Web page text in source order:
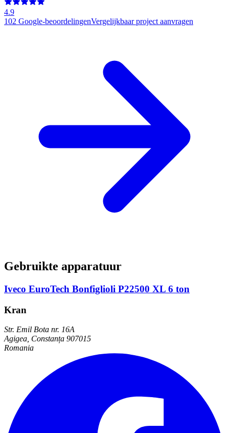
4.9
102 Google-beoordelingenVergelijkbaar project aanvragen
Gebruikte apparatuur
Iveco EuroTech Bonfiglioli P22500 XL 6 ton
Kran
Str. Emil Bota nr. 16A
Agigea, Constanța 907015
Romania